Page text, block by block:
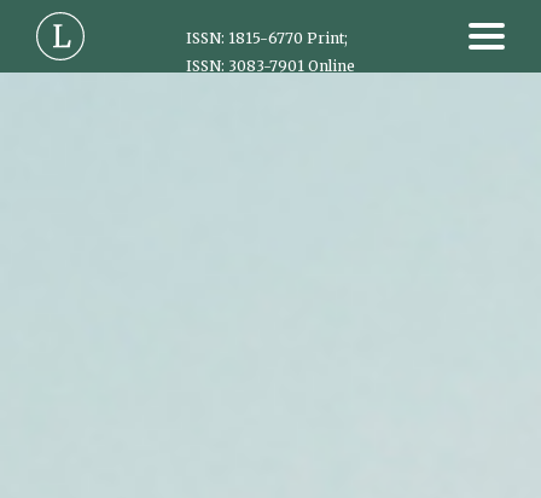
ISSN: 1815-6770 Print;
ISSN: 3083-7901 Online